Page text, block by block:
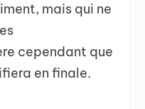
mais qui ne
cependant que
en finale.